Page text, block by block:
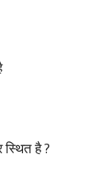
स्थित है ?